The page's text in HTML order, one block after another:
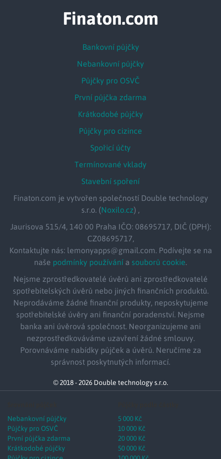
Finaton.com
Bankovní půjčky
Nebankovní půjčky
Půjčky pro OSVČ
První půjčka zdarma
Krátkodobé půjčky
Půjčky pro cizince
Spořicí účty
Termínované vklady
Stavební spoření
Finaton.com je vytvořen společností Double technology
s.r.o. (Noxilo.cz) ,
Jaurisova 515/4, 140 00 Praha IČO: 08695717, DIČ (DPH):
CZ08695717,
Kontaktujte nás: lemonyapps@gmail.com. Podívejte se na
naše podmínky používání a souborů cookie
Nejsme zprostředkovatelé úvěrů ani zprostředkovatelé
spotřebitelských úvěrů nebo jiných finančních produktů.
Neprodáváme žádné finanční produkty, neposkytujeme
spotřebitelské úvěry ani finanční poradenství. Nejsme
banka ani úvěrová společnost. Neorganizujeme ani
nezprostředkováváme uzavření žádné smlouvy.
Porovnáváme nabídky půjček a úvěrů. Neručíme za
správnost poskytnutých informací.
© 2018 - 2026 Double technology s.r.o.
Nebankovní půjčky
Půjčky pro OSVČ
První půjčka zdarma
Krátkodobé půjčky
5 000 Kč
10 000 Kč
20 000 Kč
50 000 Kč